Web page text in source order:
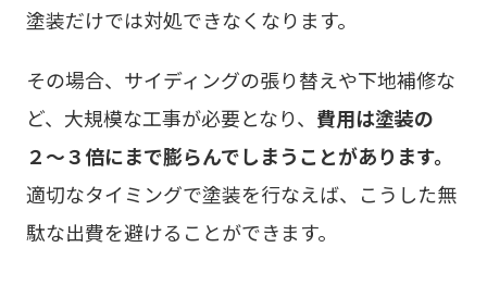
塗装だけでは対処できなくなります。
その場合、サイディングの張り替えや下地補修な
ど、大規模な工事が必要となり、 費用は塗装の
２〜３倍にまで膨らんでしまうことがあります。
適切なタイミングで塗装を行なえば、こうした無
駄な出費を避けることができます。